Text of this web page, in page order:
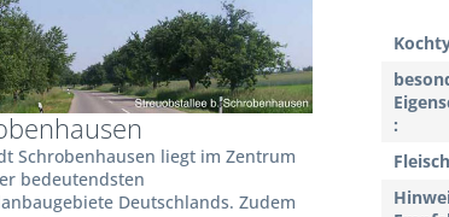
Schrobenhausen liegt im Zentrum
bedeutendsten
Deutschlands. Zudem
: